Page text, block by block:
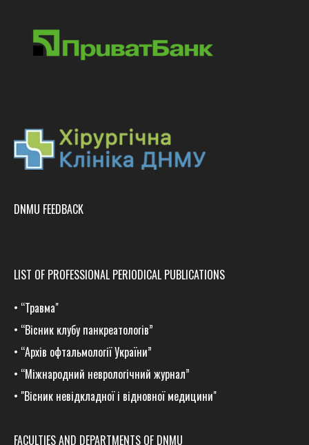
DNMU FEEDBACK
LIST OF PROFESSIONAL PERIODICAL PUBLICATIONS
• “Травма"
• “Вісник клубу панкреатологів”
• “Архів офтальмології України”
• “Міжнародний неврологічний журнал”
• "Вісник невідкладної і відновної медицини"
FACULTIES AND DEPARTMENTS OF DNMU